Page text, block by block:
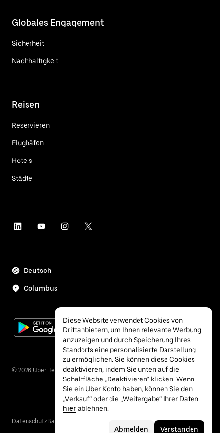
Globales Engagement
Sicherheit
Nachhaltigkeit
Reisen
Reservieren
Flughäfen
Hotels
Städte
Deutsch
Columbus
© 2026 Uber Technologies Inc.
DatenschutzBarrierefreiheit
Diese Website verwendet Cookies von
Drittanbietern, um Ihnen relevante Werbung
anzuzeigen und durch Speicherung Ihres
Standorts eine personalisierte Darstellung
zu ermöglichen. Sie können diese Cookies
deaktivieren, indem Sie unten auf die
Schaltfläche „Deaktivieren“ klicken. Wenn
Sie ein Uber Konto haben, können Sie den
„Verkauf“ oder die „Weitergabe“ Ihrer Daten
hierablehnen.
Abmelden Verstanden